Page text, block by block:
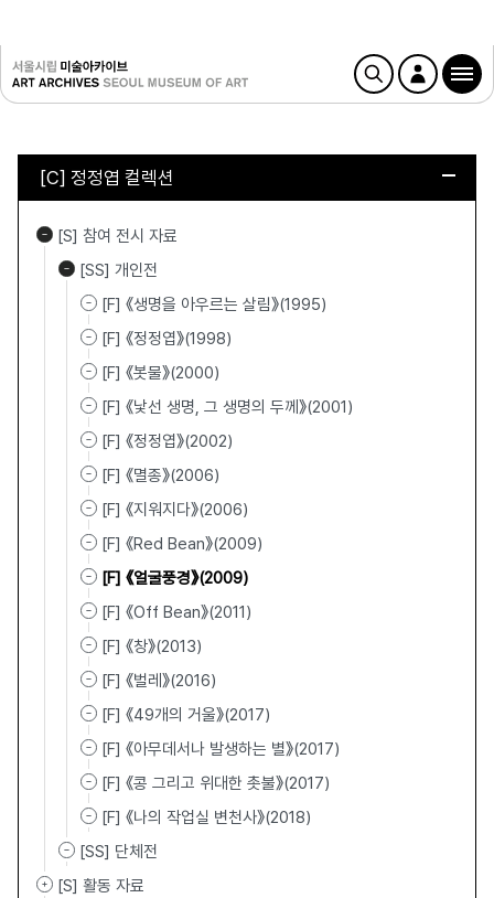
[C] 정정엽 컬렉션
[S] 참여 전시 자료
[SS] 개인전
[F] 《생명을 아우르는 살림》(1995)
[F] 《정정엽》(1998)
[F] 《봇물》(2000)
[F] 《낯선 생명, 그 생명의 두께》(2001)
[F] 《정정엽》(2002)
[F] 《멸종》(2006)
[F] 《지워지다》(2006)
[F] 《Red Bean》(2009)
[F] 《얼굴풍경》(2009)
[F] 《Off Bean》(2011)
[F] 《창》(2013)
[F] 《벌레》(2016)
[F] 《49개의 거울》(2017)
[F] 《아무데서나 발생하는 별》(2017)
[F] 《콩 그리고 위대한 촛불》(2017)
[F] 《나의 작업실 변천사》(2018)
[SS] 단체전
[S] 활동 자료